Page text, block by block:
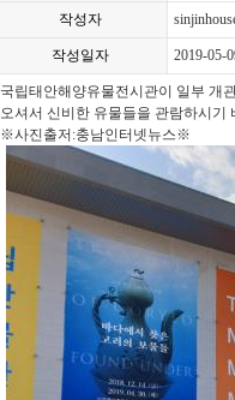
작성자
작성일자 2019-05-
국립태안해양유물전시관이 일부 개
오셔서 신비한 유물들을 관람하시기
※사진출저:충남인터넷뉴스※